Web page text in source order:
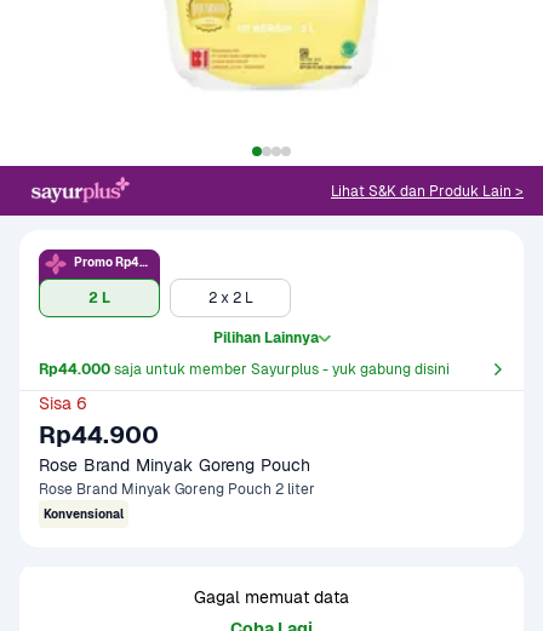
Lihat S&K dan Produk Lain >
2 L
Promo Rp44rb
2 x 2 L
Pilihan Lainnya
Rp44.000 saja untuk member Sayurplus - yuk gabung disini
Sisa 6
Rp44.900
Rose Brand Minyak Goreng Pouch
Rose Brand Minyak Goreng Pouch 2 liter
Konvensional
Gagal memuat data